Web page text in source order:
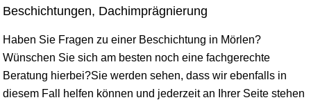
Beschichtungen, Dachimprägnierung
Haben Sie Fragen zu einer Beschichtung in Mörlen?
Wünschen Sie sich am besten noch eine fachgerechte
Beratung hierbei?Sie werden sehen, dass wir ebenfalls in
diesem Fall helfen können und jederzeit an Ihrer Seite stehen